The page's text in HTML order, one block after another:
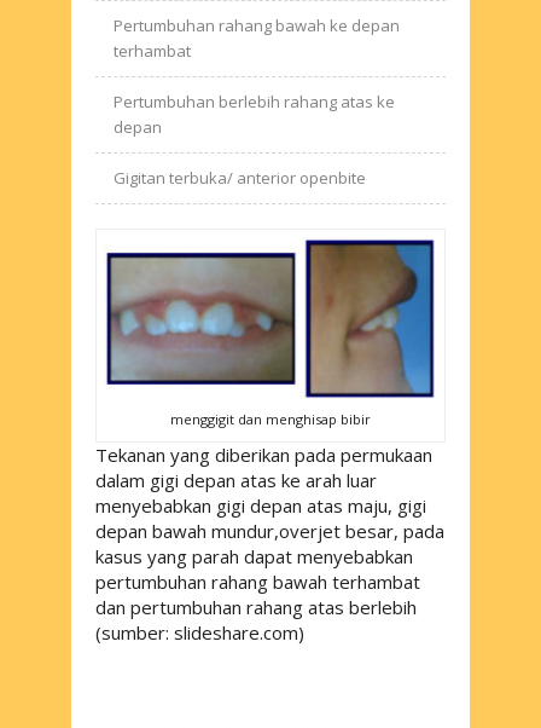
Pertumbuhan rahang bawah ke depan
terhambat
Pertumbuhan berlebih rahang atas ke
depan
Gigitan terbuka/ anterior openbite
menggigit dan menghisap bibir
Tekanan yang diberikan pada permukaan
dalam gigi depan atas ke arah luar
menyebabkan gigi depan atas maju, gigi
depan bawah mundur,overjet besar, pada
kasus yang parah dapat menyebabkan
pertumbuhan rahang bawah terhambat
dan pertumbuhan rahang atas berlebih
(sumber: slideshare.com)